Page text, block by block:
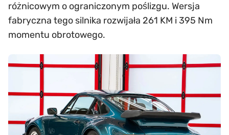
różnicowym o ograniczonym poślizgu. Wersja
fabryczna tego silnika rozwijała 261 KM i 395 Nm
momentu obrotowego.